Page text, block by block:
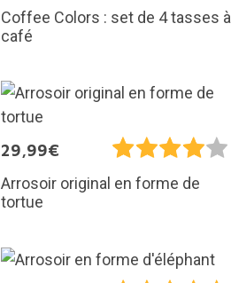
Coffee Colors : set de 4 tasses à
café
29,99€
Arrosoir original en forme de
tortue